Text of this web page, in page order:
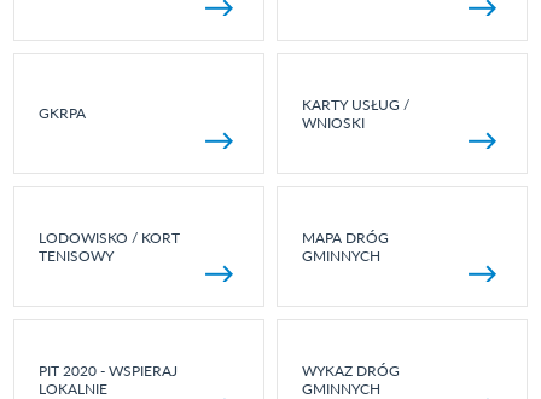
GKRPA
KARTY USŁUG /
WNIOSKI
LODOWISKO / KORT
TENISOWY
MAPA DRÓG
GMINNYCH
PIT 2020 - WSPIERAJ
LOKALNIE
WYKAZ DRÓG
GMINNYCH